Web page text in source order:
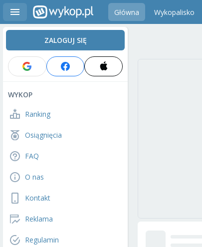
Główna Wykopalisko
ZALOGUJ SIĘ
WYKOP
Ranking
Osiągnięcia
FAQ
O nas
Kontakt
Reklama
Regulamin